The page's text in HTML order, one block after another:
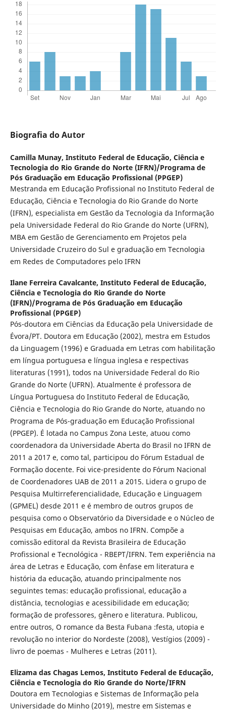
Biografia do Autor
Camilla Munay, Instituto Federal de Educação, Ciência e
Tecnologia do Rio Grande do Norte (IFRN)/Programa de
Pós Graduação em Educação Profissional (PPGEP)
Mestranda em Educação Profissional no Instituto Federal de
Educação, Ciência e Tecnologia do Rio Grande do Norte
(IFRN), especialista em Gestão da Tecnologia da Informação
pela Universidade Federal do Rio Grande do Norte (UFRN),
MBA em Gestão de Gerenciamento em Projetos pela
Universidade Cruzeiro do Sul e graduação em Tecnologia
em Redes de Computadores pelo IFRN
Ilane Ferreira Cavalcante, Instituto Federal de Educação,
Ciência e Tecnologia do Rio Grande do Norte
(IFRN)/Programa de Pós Graduação em Educação
Profissional (PPGEP)
Pós-doutora em Ciências da Educação pela Universidade de
Évora/PT. Doutora em Educação (2002), mestra em Estudos
da Linguagem (1996) e Graduada em Letras com habilitação
em língua portuguesa e língua inglesa e respectivas
literaturas (1991), todos na Universidade Federal do Rio
Grande do Norte (UFRN). Atualmente é professora de
Língua Portuguesa do Instituto Federal de Educação,
Ciência e Tecnologia do Rio Grande do Norte, atuando no
Programa de Pós-graduação em Educação Profissional
(PPGEP). É lotada no Campus Zona Leste, atuou como
coordenadora da Universidade Aberta do Brasil no IFRN de
2011 a 2017 e, como tal, participou do Fórum Estadual de
Formação docente. Foi vice-presidente do Fórum Nacional
de Coordenadores UAB de 2011 a 2015. Lidera o grupo de
Pesquisa Multirreferencialidade, Educação e Linguagem
(GPMEL) desde 2011 e é membro de outros grupos de
pesquisa como o Observatório da Diversidade e o Núcleo de
Pesquisas em Educação, ambos no IFRN. Compõe a
comissão editoral da Revista Brasileira de Educação
Profissional e Tecnológica - RBEPT/IFRN. Tem experiência na
área de Letras e Educação, com ênfase em literatura e
história da educação, atuando principalmente nos
seguintes temas: educação profissional, educação a
distância, tecnologias e acessibilidade em educação;
formação de professores, gênero e literatura. Publicou,
entre outros, O romance da Besta Fubana :festa, utopia e
revolução no interior do Nordeste (2008), Vestígios (2009) -
livro de poemas - Mulheres e Letras (2011).
Elizama das Chagas Lemos, Instituto Federal de Educação,
Ciência e Tecnologia do Rio Grande do Norte/IFRN
Doutora em Tecnologias e Sistemas de Informação pela
Universidade do Minho (2019), mestre em Sistemas e